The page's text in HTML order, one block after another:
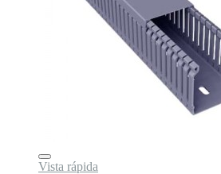
Vista rápida